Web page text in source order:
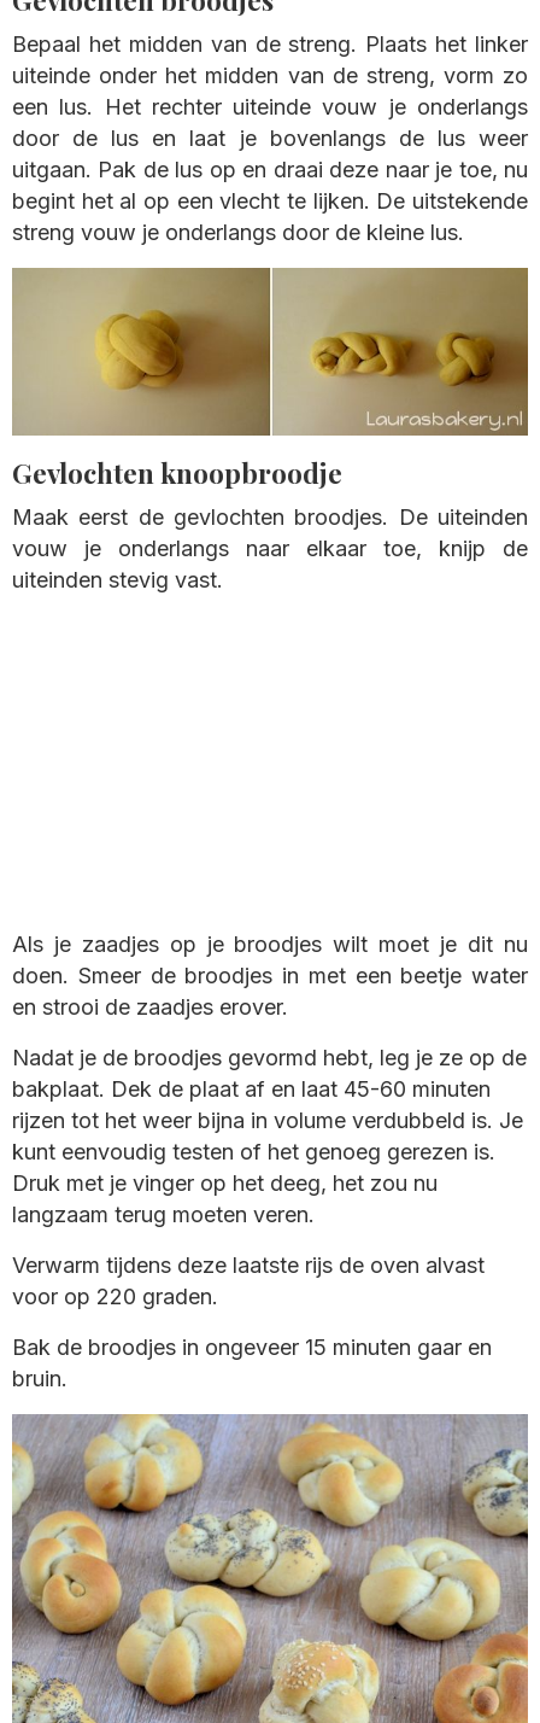
Bepaal het midden van de streng. Plaats het linker
uiteinde onder het midden van de streng, vorm zo
een lus. Het rechter uiteinde vouw je onderlangs
door de lus en laat je bovenlangs de lus weer
uitgaan. Pak de lus op en draai deze naar je toe, nu
begint het al op een vlecht te lijken. De uitstekende
streng vouw je onderlangs door de kleine lus.
Gevlochten knoopbroodje
Maak eerst de gevlochten broodjes. De uiteinden
vouw je onderlangs naar elkaar toe, knijp de
uiteinden stevig vast.
Als je zaadjes op je broodjes wilt moet je dit nu
doen. Smeer de broodjes in met een beetje water
en strooi de zaadjes erover.
Nadat je de broodjes gevormd hebt, leg je ze op de
bakplaat. Dek de plaat af en laat 45-60 minuten
rijzen tot het weer bijna in volume verdubbeld is. Je
kunt eenvoudig testen of het genoeg gerezen is.
Druk met je vinger op het deeg, het zou nu
langzaam terug moeten veren.
Verwarm tijdens deze laatste rijs de oven alvast
voor op 220 graden.
Bak de broodjes in ongeveer 15 minuten gaar en
bruin.